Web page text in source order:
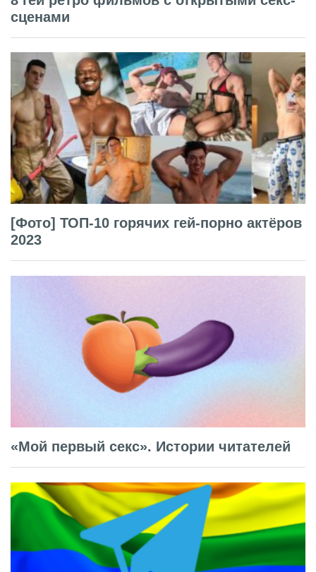
сценами
[Фото] ТОП-10 горячих гей-порно актёров
2023
«Мой первый секс». Истории читателей